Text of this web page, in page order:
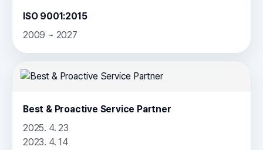
ISO 9001:2015
2009 ~ 2027
Best & Proactive Service Partner
2025. 4. 23
2023. 4. 14